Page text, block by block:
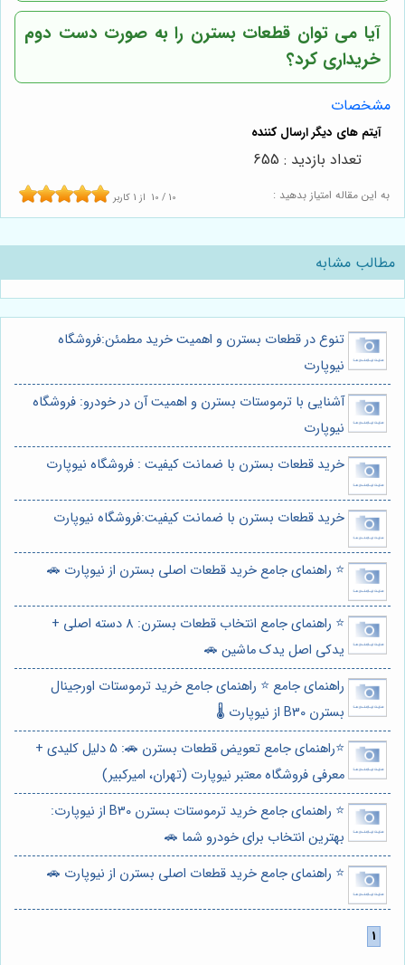
آیا می توان قطعات بسترن را به صورت دست دوم
خریداری کرد؟
مشخصات
به این مقاله امتیاز بدهید : 10 / 10 از 1 کاربر
تعداد بازدید : 655
مطالب مشابه
تنوع در قطعات بسترن و اهمیت خرید مطمئن:فروشگاه
نیوپارت
آشنایی با ترموستات بسترن و اهمیت آن در خودرو: فروشگاه
نیوپارت
خرید قطعات بسترن با ضمانت کیفیت : فروشگاه نیوپارت
خرید قطعات بسترن با ضمانت کیفیت:فروشگاه نیوپارت
⭐️ راهنمای جامع خرید قطعات اصلی بسترن از نیوپارت 🚗
⭐️ راهنمای جامع انتخاب قطعات بسترن: 8 دسته اصلی +
یدکی اصل یدک ماشین 🚗
راهنمای جامع ⭐️ راهنمای جامع خرید ترموستات اورجینال
بسترن B30 از نیوپارت 🌡️
⭐️راهنمای جامع تعویض قطعات بسترن 🚗: 5 دلیل کلیدی +
معرفی فروشگاه معتبر نیوپارت (تهران، امیرکبیر)
⭐️ راهنمای جامع خرید ترموستات بسترن B30 از نیوپارت:
بهترین انتخاب برای خودرو شما 🚗
⭐️ راهنمای جامع خرید قطعات اصلی بسترن از نیوپارت 🚗